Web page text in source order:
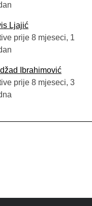
Ljajić
prije 8 mjeseci, 1
Ibrahimović
prije 8 mjeseci, 3